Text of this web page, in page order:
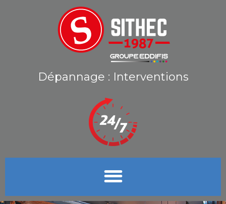
Dépannage : Interventions